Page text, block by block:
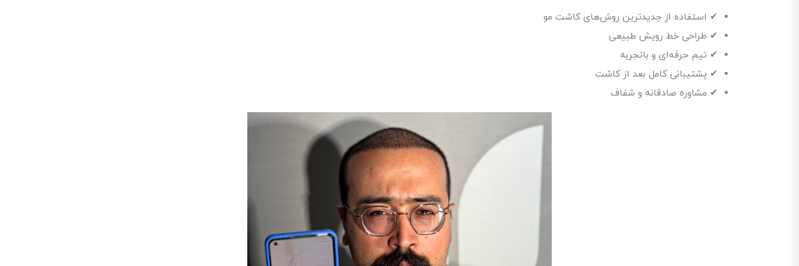
✔ استفاده از جدیدترین روش‌های کاشت مو
✔ طراحی خط رویش طبیعی
✔ تیم حرفه‌ای و باتجربه
✔ پشتیبانی کامل بعد از کاشت
✔ مشاوره صادقانه و شفاف